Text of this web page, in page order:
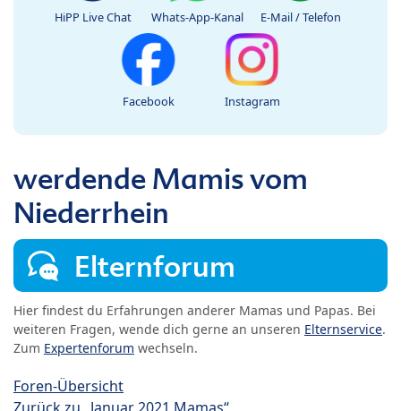
HiPP Live Chat Whats-App-Kanal E-Mail / Telefon
Facebook Instagram
werdende Mamis vom
Niederrhein
Elternforum
Hier findest du Erfahrungen anderer Mamas und Papas. Bei
weiteren Fragen, wende dich gerne an unseren Elternservice.
Zum Expertenforum wechseln.
Foren-Übersicht